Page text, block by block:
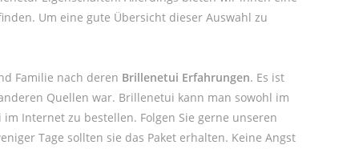
Um eine gute Übersicht dieser Auswahl zu
Familie nach deren Brillenetui Erfahrungen. Es ist
Quellen war. Brillenetui kann man sowohl im
Internet zu bestellen. Folgen Sie gerne unseren
Tage sollten sie das Paket erhalten. Keine Angst